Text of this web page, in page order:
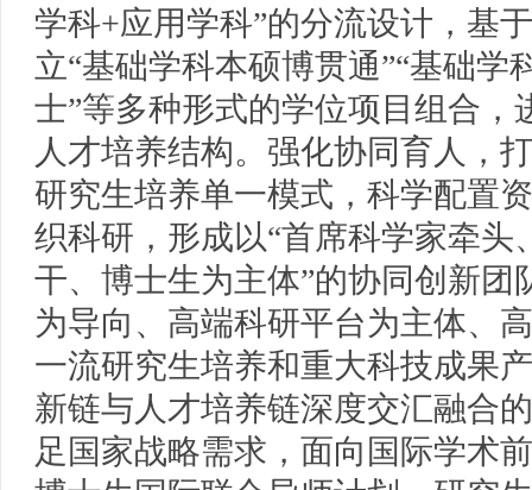
学科+应用学科”的分流设计，基
立“基础学科本硕博贯通”“基础学
士”等多种形式的学位项目组合，
人才培养结构。强化协同育人，
研究生培养单一模式，科学配置
织科研，形成以“首席科学家牵头
干、博士生为主体”的协同创新团
为导向、高端科研平台为主体、
一流研究生培养和重大科技成果
新链与人才培养链深度交汇融合
足国家战略需求，面向国际学术